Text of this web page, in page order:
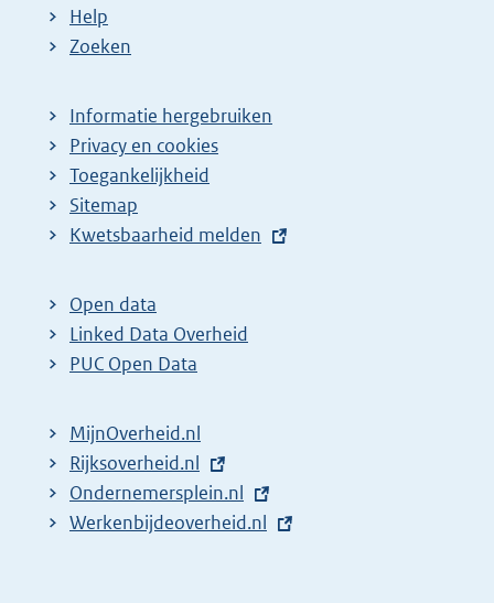
Help
Zoeken
Informatie hergebruiken
Privacy en cookies
Toegankelijkheid
Sitemap
E
t
e
r
l
i
n
k
Kwetsbaarheid melden
Open data
Linked Data Overheid
PUC Open Data
MijnOverheid.nl
E
x
t
Rijksoverheid.nl
E
x
Ondernemersplein.nl
E
Werkenbijdeoverheid.nl